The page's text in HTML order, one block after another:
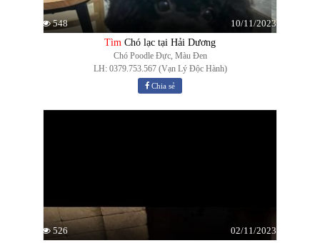
548
10/11/2023
Tìm Chó lạc tại Hải Dương
Chó Poodle Đực, Màu Đen
LH: 0379.753.567 (Vạn Lý Độc Hành)
Chia sẻ
526
02/11/2023